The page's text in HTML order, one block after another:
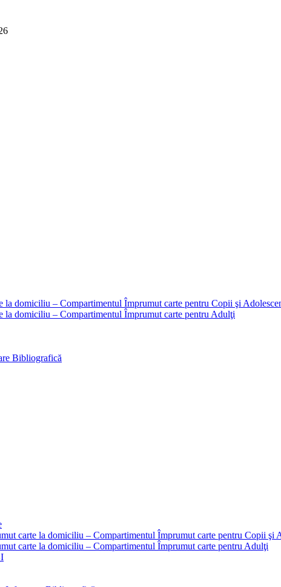
la domiciliu – Compartimentul Împrumut carte pentru Copii şi
la domiciliu – Compartimentul Împrumut carte pentru Adulţi
Bibliografică
carte la domiciliu – Compartimentul Împrumut carte pentru Copii şi
carte la domiciliu – Compartimentul Împrumut carte pentru Adulţi